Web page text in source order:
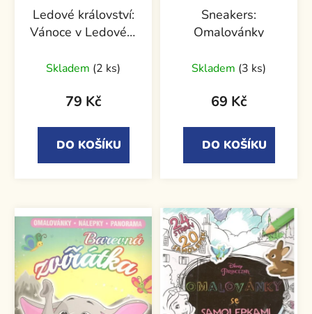
Ledové království:
Vánoce v Ledovém
Skladem (2 ks)
79 Kč
DO KOŠÍKU
Sneakers:
Omalovánky
Skladem (3 ks)
69 Kč
DO KOŠÍKU